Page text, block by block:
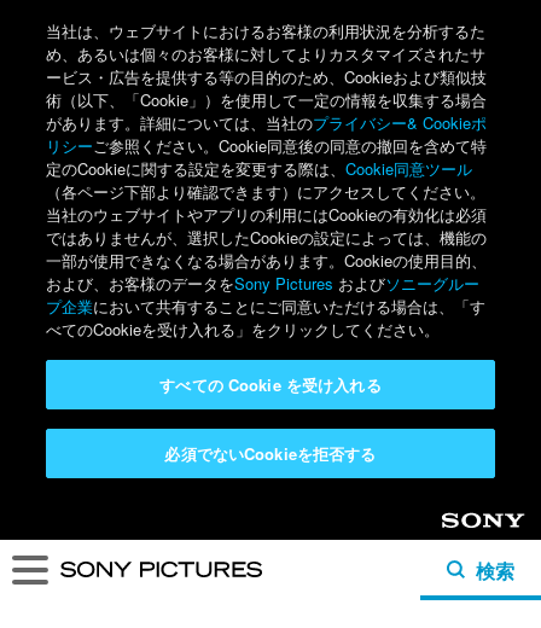
当社は、ウェブサイトにおけるお客様の利用状況を分析するた
め、あるいは個々のお客様に対してよりカスタマイズされたサ
ービス・広告を提供する等の目的のため、Cookieおよび類似技
術（以下、「Cookie」）を使用して一定の情報を収集する場合
があります。詳細については、当社のプライバシー& Cookieポ
リシーご参照ください。Cookie同意後の同意の撤回を含めて特
定のCookieに関する設定を変更する際は、Cookie同意ツール
（各ページ下部より確認できます）にアクセスしてください。
当社のウェブサイトやアプリの利用にはCookieの有効化は必須
ではありませんが、選択したCookieの設定によっては、機能の
一部が使用できなくなる場合があります。Cookieの使用目的、
および、お客様のデータをSony Pictures およびソニーグルー
プ企業において共有することにご同意いただける場合は、「す
べてのCookieを受け入れる」をクリックしてください。
必須でないCookieを拒否する
すべての Cookie を受け入れる
Sony
検索